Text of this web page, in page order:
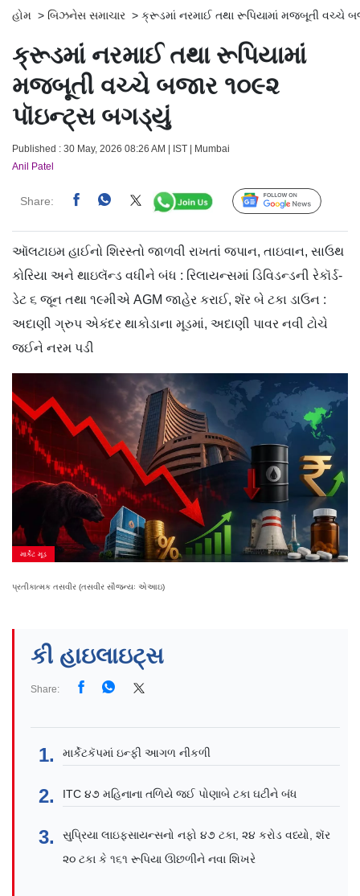
હોમ > બિઝનેસ સમાચાર > ક્રૂડમાં નરમાઈ તથા રૂપિયામાં મજબૂતી વચ્ચે
ક્રૂડમાં નરમાઈ તથા રૂપિયામાં
મજબૂતી વચ્ચે બજાર ૧૦૯૨
પૉઇન્ટ્સ બગડ્યું
Published : 30 May, 2026 08:26 AM | IST | Mumbai
Anil Patel
Share: Follow Us
ઑલટાઇમ હાઈનો શિરસ્તો જાળવી રાખતાં જપાન, તાઇવાન, સાઉથ
કોરિયા અને થાઇલૅન્ડ વધીને બંધ : રિલાયન્સમાં ડિવિડન્ડની રેકૉર્ડ-
ડેટ ૬ જૂન તથા ૧૯મીએ AGM જાહેર કરાઈ, શૅર બે ટકા ડાઉન :
અદાણી ગ્રુપ એકંદર થાકોડાના મૂડમાં, અદાણી પાવર નવી ટોચે
જઈને નરમ પડી
માર્કેટ મૂડ
પ્રતીકાત્મક તસવીર (તસવીર સૌજન્યઃ એઆઇ)
કી હાઇલાઇટ્સ
Share:
માર્કેટકૅપમાં ઇન્ફી આગળ નીકળી
ITC ૪૭ મહિનાના તળિયે જઈ પોણાબે ટકા ઘટીને બંધ
સુપ્રિયા લાઇફસાયન્સનો નફો ૪૭ ટકા, ૨૪ કરોડ વધ્યો, શૅર
૨૦ ટકા કે ૧૬૧ રૂપિયા ઊછળીને નવા શિખરે